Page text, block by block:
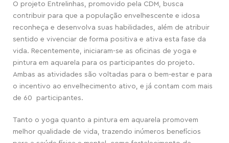
O projeto Entrelinhas, promovido pela CDM, busca
contribuir para que a população envelhescente e idosa
reconheça e desenvolva suas habilidades, além de atribuir
sentido e vivenciar de forma positiva e ativa esta fase da
vida. Recentemente, iniciaram-se as oficinas de yoga e
pintura em aquarela para os participantes do projeto.
Ambas as atividades são voltadas para o bem-estar e para
o incentivo ao envelhecimento ativo, e já contam com mais
de 60
participantes.
Tanto o yoga quanto a pintura em aquarela promovem
melhor qualidade de vida, trazendo inúmeros benefícios